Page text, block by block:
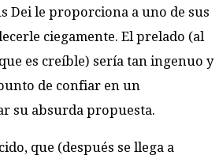
Dei le proporciona a uno de sus
ciegamente. El prelado (al
es creíble) sería tan ingenuo y
de confiar en un
su absurda propuesta.
que (después se llega a